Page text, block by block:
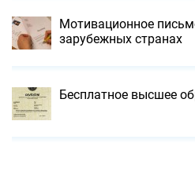
Мотивационное
зарубежных странах
Бесплатное высшее